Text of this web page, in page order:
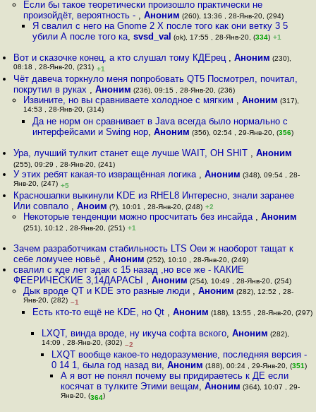
Если бы такое теоретически произошло практически не
произойдёт, вероятность - , Аноним (260), 13:36 , 28-Янв-20, (294)
Я свалил с него на Gnome 2 X после того как они ветку 3 5
убили А после того ка, svsd_val (ok), 17:55 , 28-Янв-20, (334) +1
Вот и сказочке конец, а кто слушал тому КДЕрец ,Аноним (230),
08:18 , 28-Янв-20, (231) +1
Чёт давеча торкнуло меня попробовать QT5 Посмотрел, почитал,
покрутил в руках ,Аноним (236), 09:15 , 28-Янв-20, (236)
Извините, но вы сравниваете холодное с мягким , Аноним (317),
14:53 , 28-Янв-20, (314)
Да не норм он сравнивает в Java всегда было нормально с
интерфейсами и Swing нор, Аноним (356), 02:54 , 29-Янв-20, (356)
Ура, лучший тулкит станет еще лучше WAIT, OH SHIT ,Аноним
(255), 09:29 , 28-Янв-20, (241)
У этих ребят какая-то извращённая логика ,Аноним (348), 09:54 , 28-
Янв-20, (247) +5
Красношапки выкинули KDE из RHEL8 Интересно, знали заранее
Или совпало ,Аноим (?), 10:01 , 28-Янв-20, (248) +2
Некоторые тенденции можно просчитать без инсайда , Аноним
(251), 10:12 , 28-Янв-20, (251) +1
Зачем разработчикам стабильность LTS Оеи ж наоборот тащат к
себе ломучее новьё ,Аноним (252), 10:10 , 28-Янв-20, (249)
свалил с кде лет эдак с 15 назад ,но все же - КАКИЕ
ФЕЕРИЧЕСКИЕ 3,14ДАРАСЫ ,Аноним (254), 10:49 , 28-Янв-20, (254)
Дык вроде QT и KDE это разные люди , Аноним (282), 12:52 , 28-
Янв-20, (282) –1
Есть кто-то ещё не KDE, но Qt , Аноним (188), 13:55 , 28-Янв-20, (297)
LXQT, винда вроде, ну икуча софта вского,Аноним (282),
14:09 , 28-Янв-20, (302) –2
LXQT вообще какое-то недоразумение, последняя версия -
0 14 1, была год назад ви, Аноним (188), 00:24 , 29-Янв-20, (351)
А я вот не понял почему вы придираетесь к ДЕ если
косячат в тулките Этими вещам, Аноним (364), 10:07 , 29-
Янв-20, (364)